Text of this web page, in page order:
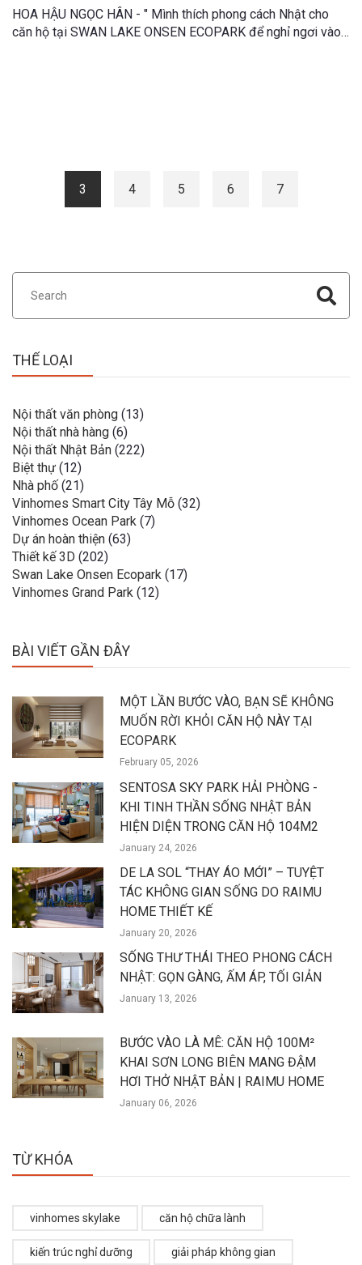
HOA HẬU NGỌC HÂN - " Mình thích phong cách Nhật cho
căn hộ tại SWAN LAKE ONSEN ECOPARK để nghỉ ngơi vào
3 4 5 6 7
THỂ LOẠI
Nội thất văn phòng (13)
Nội thất nhà hàng (6)
Nội thất Nhật Bản (222)
Biệt thự (12)
Nhà phố (21)
Vinhomes Smart City Tây Mỗ (32)
Vinhomes Ocean Park (7)
Dự án hoàn thiện (63)
Thiết kế 3D (202)
Swan Lake Onsen Ecopark (17)
Vinhomes Grand Park (12)
BÀI VIẾT GẦN ĐÂY
MỘT LẦN BƯỚC VÀO, BẠN SẼ KHÔNG
MUỐN RỜI KHỎI CĂN HỘ NÀY TẠI
ECOPARK
February 05, 2026
SENTOSA SKY PARK HẢI PHÒNG -
KHI TINH THẦN SỐNG NHẬT BẢN
HIỆN DIỆN TRONG CĂN HỘ 104M2
January 24, 2026
DE LA SOL “THAY ÁO MỚI” – TUYỆT
TÁC KHÔNG GIAN SỐNG DO RAIMU
HOME THIẾT KẾ
January 20, 2026
SỐNG THƯ THÁI THEO PHONG CÁCH
NHẬT: GỌN GÀNG, ẤM ÁP, TỐI GIẢN
January 13, 2026
BƯỚC VÀO LÀ MÊ: CĂN HỘ 100M²
KHAI SƠN LONG BIÊN MANG ĐẬM
HƠI THỞ NHẬT BẢN | RAIMU HOME
January 06, 2026
TỪ KHÓA
vinhomes skylake căn hộ chữa lành
kiến trúc nghỉ dưỡng giải pháp không gian